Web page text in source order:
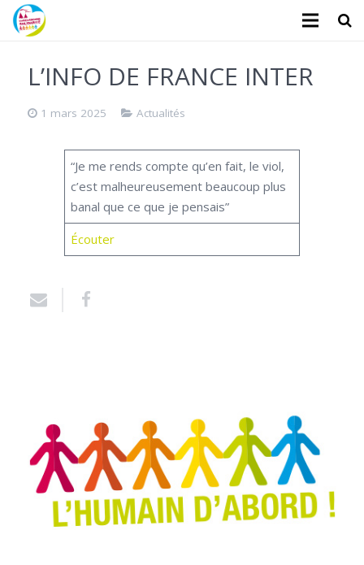
L’INFO DE FRANCE INTER
1 mars 2025 Actualités
“Je me rends compte qu’en fait, le viol,
c’est malheureusement beaucoup plus
banal que ce que je pensais”
Écouter